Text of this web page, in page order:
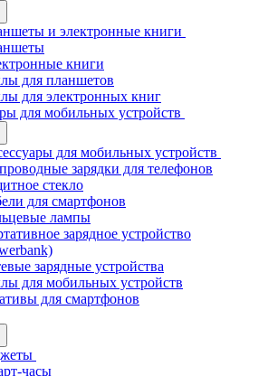
и электронные книги
книги
для планшетов
для электронных книг
для мобильных устройств
для мобильных устройств
зарядки для телефонов
стекло
для смартфонов
лампы
зарядное устройство
зарядные устройства
для мобильных устройств
для смартфонов
часы